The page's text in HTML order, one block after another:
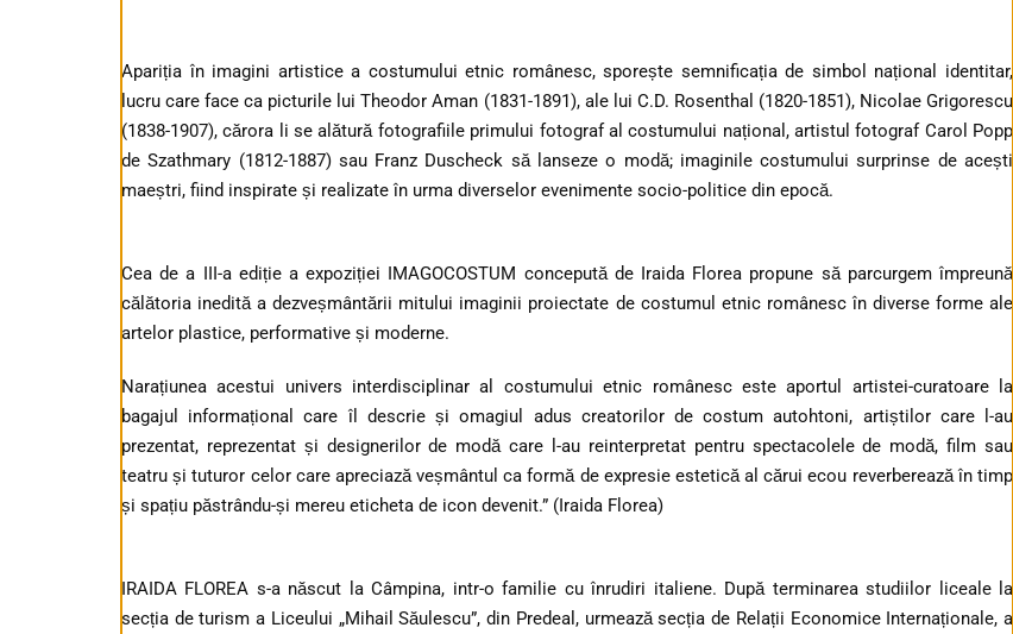
Apariția în imagini artistice a costumului etnic românesc, sporește semnificația de simbol național identitar,
lucru care face ca picturile lui Theodor Aman (1831-1891), ale lui C.D. Rosenthal (1820-1851), Nicolae Grigorescu
(1838-1907), cărora li se alătură fotografiile primului fotograf al costumului național, artistul fotograf Carol Popp
de Szathmary (1812-1887) sau Franz Duscheck să lanseze o modă; imaginile costumului surprinse de acești
maeștri, fiind inspirate și realizate în urma diverselor evenimente socio-politice din epocă.
Cea de a III-a ediție a expoziției IMAGOCOSTUM concepută de Iraida Florea propune să parcurgem împreună
călătoria inedită a dezveșmântării mitului imaginii proiectate de costumul etnic românesc în diverse forme ale
artelor plastice, performative și moderne.
Narațiunea acestui univers interdisciplinar al costumului etnic românesc este aportul artistei-curatoare la
bagajul informațional care îl descrie și omagiul adus creatorilor de costum autohtoni, artiștilor care l-au
prezentat, reprezentat și designerilor de modă care l-au reinterpretat pentru spectacolele de modă, film sau
teatru și tuturor celor care apreciază veșmântul ca formă de expresie estetică al cărui ecou reverberează în timp
și spațiu păstrându-și mereu eticheta de icon devenit.” (Iraida Florea)
IRAIDA FLOREA s-a născut la Câmpina, intr-o familie cu înrudiri italiene. După terminarea studiilor liceale la
secția de turism a Liceului „Mihail Săulescu”, din Predeal, urmează secția de Relații Economice Internaționale, a